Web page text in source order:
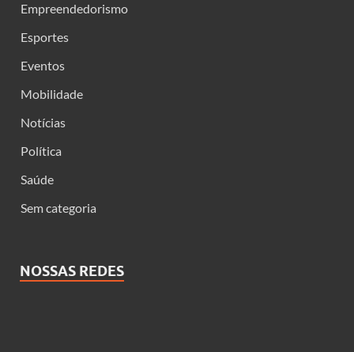
Empreendedorismo
Esportes
Eventos
Mobilidade
Notícias
Política
Saúde
Sem categoria
NOSSAS REDES